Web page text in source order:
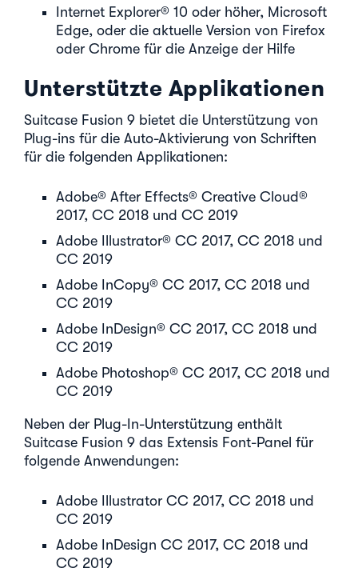
Internet Explorer® 10 oder höher, Microsoft
Edge, oder die aktuelle Version von Firefox
oder Chrome für die Anzeige der Hilfe
Unterstützte Applikationen
Suitcase Fusion 9 bietet die Unterstützung von
Plug-ins für die Auto-Aktivierung von Schriften
für die folgenden Applikationen:
Adobe® After Effects® Creative Cloud®
2017, CC 2018 und CC 2019
Adobe Illustrator® CC 2017, CC 2018 und
CC 2019
Adobe InCopy® CC 2017, CC 2018 und
CC 2019
Adobe InDesign® CC 2017, CC 2018 und
CC 2019
Adobe Photoshop® CC 2017, CC 2018 und
CC 2019
Neben der Plug-In-Unterstützung enthält
Suitcase Fusion 9 das Extensis Font-Panel für
folgende Anwendungen:
Adobe Illustrator CC 2017, CC 2018 und
CC 2019
Adobe InDesign CC 2017, CC 2018 und
CC 2019